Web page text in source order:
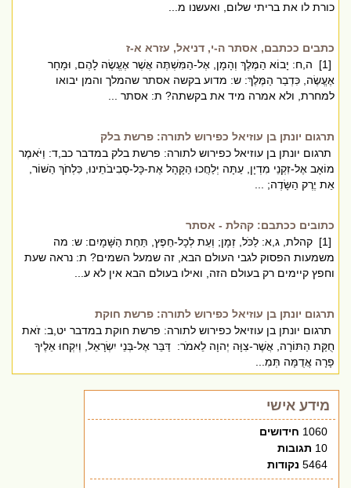
כורת לו את בריתי שלום, ואעשנו מ...
כתבים ככתבם, אסתר ה-י, דניאל, עזרא א-ז
[1] ה,ח: יָבוֹא הַמֶּלֶךְ וְהָמָן, אֶל-הַמִּשְׁתֶּה אֲשֶׁר אֶעֱשֶׂה לָהֶם, וּמָחָר
אֶעֱשֶׂה, כִּדְבַר הַמֶּלֶךְ: ש: מדוע בקשה אסתר שהמלך והמן יבואו
למחרת, ולא אמרה מיד את בקשתה? ת: אסתר ...
תרגום יונתן בן עוזיאל כפירוש לתורה: פרשת בלק
תרגום יונתן בן עוזיאל כפירוש לתורה: פרשת בלק במדבר כב,ד: וַיֹּאמֶר
מוֹאָב אֶל-זִקְנֵי מִדְיָן, עַתָּה יְלַחֲכוּ הַקָּהָל אֶת-כָּל-סְבִיבֹתֵינוּ, כִּלְחֹךְ הַשּׁוֹר,
אֵת יֶרֶק הַשָּׂדֶה; ...
כתובים ככתבם: קהלת - אסתר
[1] קהלת, ג,א: לַכֹּל, זְמָן; וְעֵת לְכָל-חֵפֶץ, תַּחַת הַשָּׁמָיִם: ש: מה
משמעות הפסוק לגבי העולם הבא, זה שמעל השמים? ת: נראה שעת
וחפץ קיימים רק בעולם הזה, ואילו בעולם הבא אין לא ע...
תרגום יונתן בן עוזיאל כפירוש לתורה: פרשת חוקת
תרגום יונתן בן עוזיאל כפירוש לתורה: פרשת חוקת במדבר יט,ב: זֹאת
חֻקַּת הַתּוֹרָה, אֲשֶׁר-צִוָּה יְהוָה לֵאמֹר: דַּבֵּר אֶל-בְּנֵי יִשְׂרָאֵל, וְיִקְחוּ אֵלֶיךָ
פָרָה אֲדֻמָּה תְּמִ...
מידע אישי
1060 חידושים
10 תגובות
5464 נקודות